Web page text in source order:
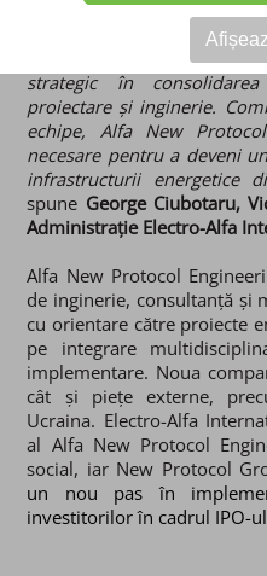
„Parteneriatul cu New
strategic în
proiectare și inginerie.
echipe, Alfa New
necesare pentru a deveni
infrastructurii energetice
spune George Ciubotaru,
Administrație Electro-Alfa
Alfa New Protocol
de inginerie, consultanță și
cu orientare către proiecte
pe integrare
implementare. Noua
cât și piețe externe,
Ucraina. Electro-Alfa
al Alfa New Protocol
social, iar New Protocol
un nou pas în
investitorilor în cadrul IPO-